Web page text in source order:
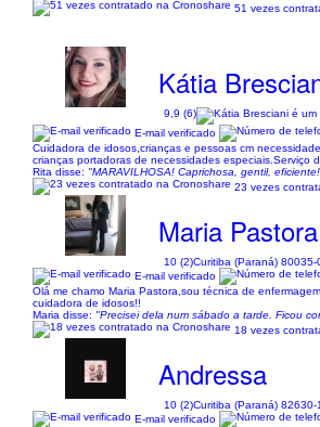
51 vezes
Kátia
9,9 (6)
E-mail verificado
Cuidadora de idosos,crianças e pessoas cm
crianças portadoras de necessidades especiais.Serviço
Rita disse: "MARAVILHOSA! Caprichosa, gentil,
23 vezes
Maria
10 (2)Curitiba (Paraná) 80035-
E-mail verificado
Olá me chamo Maria Pastora,sou técnica de
cuidadora de idosos!!
Maria disse: "Precisei dela num sábado a tarde. Ficou
18 vezes
Andressa
10 (2)Curitiba (Paraná) 82630-
E-mail verificado